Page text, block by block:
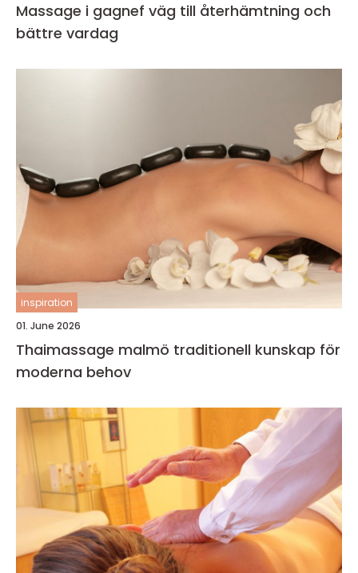
Massage i gagnef väg till återhämtning och
bättre vardag
inspiration
01. June 2026
Thaimassage malmö traditionell kunskap för
moderna behov